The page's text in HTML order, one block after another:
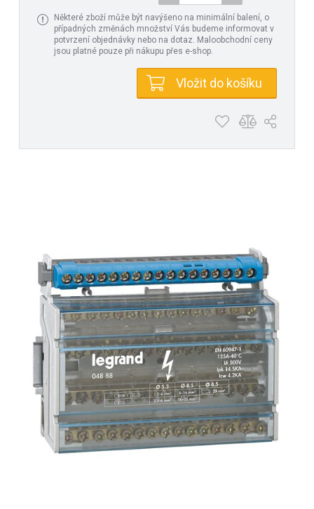
Některé zboží může být navýšeno na minimální balení, o
případných změnách množství Vás budeme informovat v
potvrzení objednávky nebo na dotaz. Maloobchodní ceny
jsou platné pouze při nákupu přes e-shop.
Vložit do košíku